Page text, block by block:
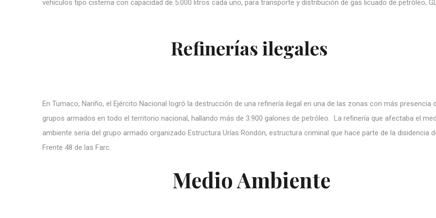
vehículos tipo cisterna con capacidad de 5.000 litros cada uno, para transporte y distribución de gas licuado de petróleo,
Refinerías ilegales
En Tumaco, Nariño, el Ejército Nacional logró la destrucción de una refinería ilegal en una de las zonas con más presencia
grupos armados en todo el territorio nacional, hallando más de 3.900 galones de petróleo. La refinería que afectaba el
ambiente sería del grupo armado organizado Estructura Urías Rondón, estructura criminal que hace parte de la disidencia
Frente 48 de las Farc.
Medio Ambiente